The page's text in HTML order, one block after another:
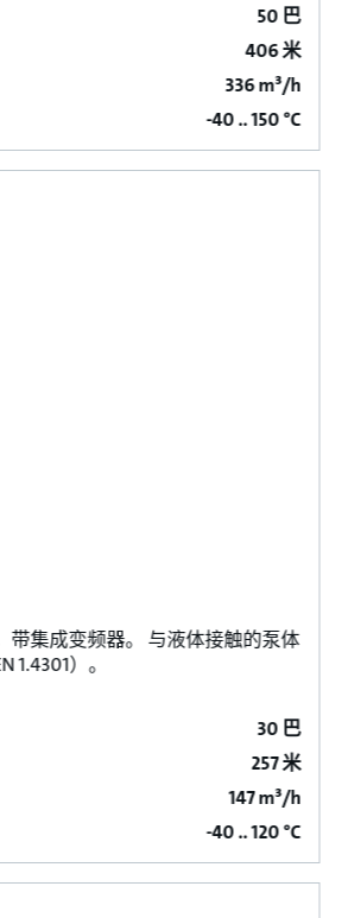
50 巴
406 米
336 m³/h
-40 .. 150 °C
带集成变频器。 与液体接触的泵体
1.4301）。
30 巴
257 米
147 m³/h
-40 .. 120 °C